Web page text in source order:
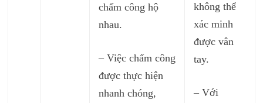
chấm công hộ
nhau.
– Việc chấm công
được thực hiện
nhanh chóng,
không thể
xác minh
được vân
tay.
– Với